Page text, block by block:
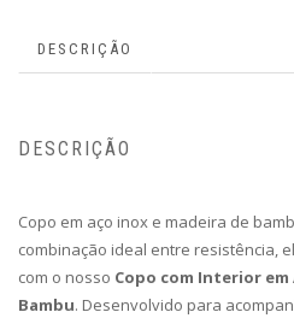
DESCRIÇÃO
DESCRIÇÃO
Copo em aço inox e madeira de
combinação ideal entre resistência,
com o nosso Copo com Interior
Bambu. Desenvolvido para